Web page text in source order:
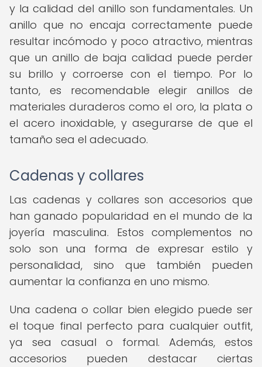
y la calidad del anillo son fundamentales. Un
anillo que no encaja correctamente puede
resultar incómodo y poco atractivo, mientras
que un anillo de baja calidad puede perder
su brillo y corroerse con el tiempo. Por lo
tanto, es recomendable elegir anillos de
materiales duraderos como el oro, la plata o
el acero inoxidable, y asegurarse de que el
tamaño sea el adecuado.
Cadenas y collares
Las cadenas y collares son accesorios que
han ganado popularidad en el mundo de la
joyería masculina. Estos complementos no
solo son una forma de expresar estilo y
personalidad, sino que también pueden
aumentar la confianza en uno mismo.
Una cadena o collar bien elegido puede ser
el toque final perfecto para cualquier outfit,
ya sea casual o formal. Además, estos
accesorios pueden destacar ciertas